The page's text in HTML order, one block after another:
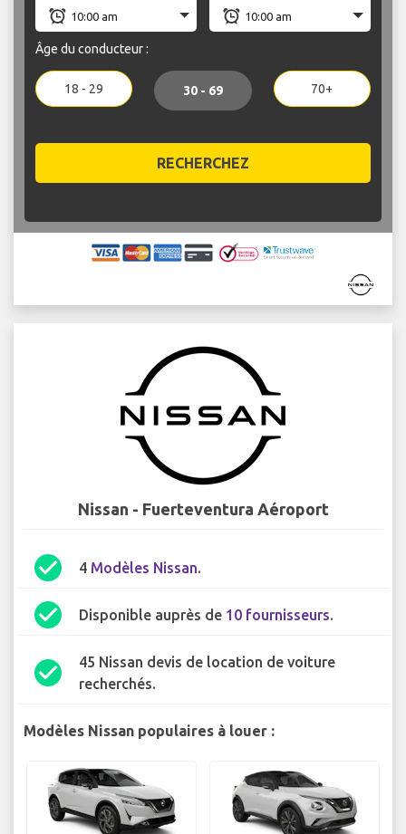
Âge du conducteur :
18 - 29 30 - 69 70+
RECHERCHEZ
Nissan - Fuerteventura Aéroport
check_circle 4 Modèles Nissan.
check_circle Disponible auprès de 10 fournisseurs.
check_circle
45 Nissan devis de location de voiture
recherchés.
Modèles Nissan populaires à louer :